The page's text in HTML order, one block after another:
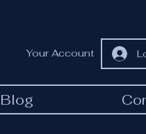
Your Account
Blog